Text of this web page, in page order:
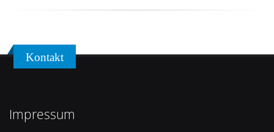
Kontakt
Impressum